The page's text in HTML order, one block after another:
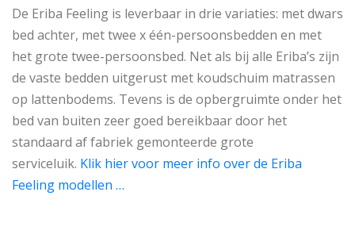
De Eriba Feeling is leverbaar in drie variaties: met dwars
bed achter, met twee x één-persoonsbedden en met
het grote twee-persoonsbed. Net als bij alle Eriba’s zijn
de vaste bedden uitgerust met koudschuim matrassen
op lattenbodems. Tevens is de opbergruimte onder het
bed van buiten zeer goed bereikbaar door het
standaard af fabriek gemonteerde grote
serviceluik. Klik hier voor meer info over de Eriba
Feeling modellen …